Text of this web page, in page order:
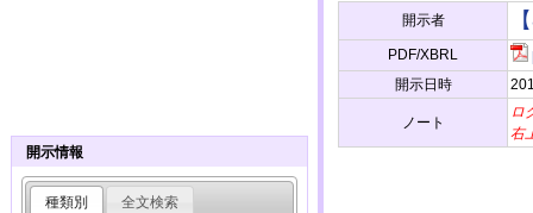
開示者
PDF/XBRL
開示日時
ノート
ロ
右
開示情報
種類別 全文検索